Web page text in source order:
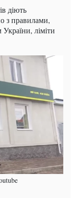
діють
з правилами,
ліміти